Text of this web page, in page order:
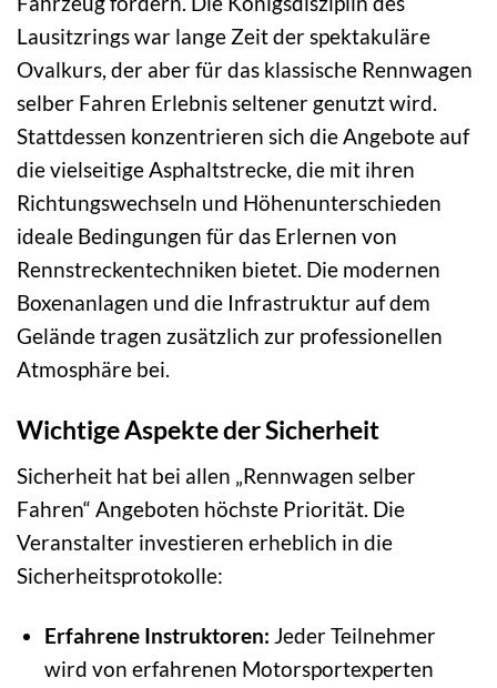
Lausitzrings war lange Zeit der spektakuläre
Ovalkurs, der aber für das klassische Rennwagen
selber Fahren Erlebnis seltener genutzt wird.
Stattdessen konzentrieren sich die Angebote auf
die vielseitige Asphaltstrecke, die mit ihren
Richtungswechseln und Höhenunterschieden
ideale Bedingungen für das Erlernen von
Rennstreckentechniken bietet. Die modernen
Boxenanlagen und die Infrastruktur auf dem
Gelände tragen zusätzlich zur professionellen
Atmosphäre bei.
Wichtige Aspekte der Sicherheit
Sicherheit hat bei allen „Rennwagen selber
Fahren“ Angeboten höchste Priorität. Die
Veranstalter investieren erheblich in die
Sicherheitsprotokolle:
Erfahrene Instruktoren: Jeder Teilnehmer
wird von erfahrenen Motorsportexperten